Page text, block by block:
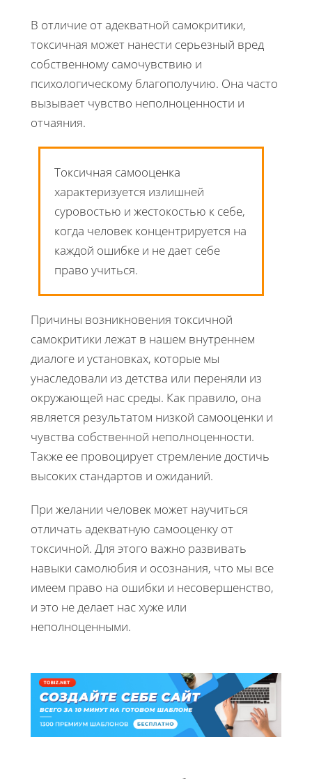
В отличие от адекватной самокритики,
токсичная может нанести серьезный вред
собственному самочувствию и
психологическому благополучию. Она часто
вызывает чувство неполноценности и
отчаяния.
Токсичная самооценка
характеризуется излишней
суровостью и жестокостью к себе,
когда человек концентрируется на
каждой ошибке и не дает себе
право учиться.
Причины возникновения токсичной
самокритики лежат в нашем внутреннем
диалоге и установках, которые мы
унаследовали из детства или переняли из
окружающей нас среды. Как правило, она
является результатом низкой самооценки и
чувства собственной неполноценности.
Также ее провоцирует стремление достичь
высоких стандартов и ожиданий.
При желании человек может научиться
отличать адекватную самооценку от
токсичной. Для этого важно развивать
навыки самолюбия и осознания, что мы все
имеем право на ошибки и несовершенство,
и это не делает нас хуже или
неполноценными.